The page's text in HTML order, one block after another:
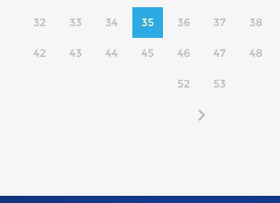
32 33 34 35 36 37 38
42 43 44 45 46 47 48
52 53